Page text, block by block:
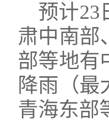
预计23
肃中南部
部等地有
降雨（最
青海东部